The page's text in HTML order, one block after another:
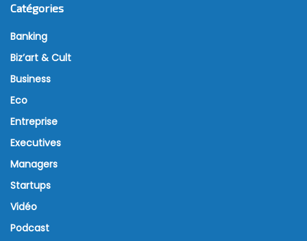
Catégories
Banking
Biz’art & Cult
Business
Eco
Entreprise
Executives
Managers
Startups
Vidéo
Podcast